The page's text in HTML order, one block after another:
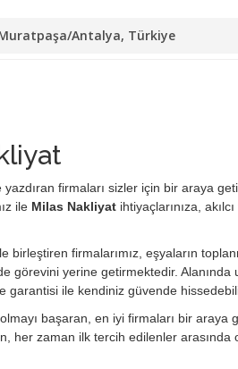
Muratpaşa/Antalya, Türkiye
firmaları sizler için bir araya
ile Milas Nakliyatihtiyaçlarınıza,
firmalarımız, eşyaların
görevini yerine getirmektedir. Alanında
garantisi ile kendiniz güvende
başaran, en iyi firmaları bir araya
her zaman ilk tercih edilenler arasında